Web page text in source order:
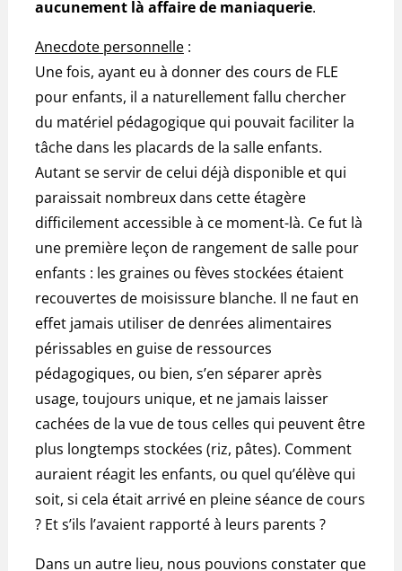
aucunement là affaire de maniaquerie.
Anecdote personnelle:
Une fois, ayant eu à donner des cours de FLE
pour enfants, il a naturellement fallu chercher
du matériel pédagogique qui pouvait faciliter la
tâche dans les placards de la salle enfants.
Autant se servir de celui déjà disponible et qui
paraissait nombreux dans cette étagère
difficilement accessible à ce moment-là. Ce fut là
une première leçon de rangement de salle pour
enfants : les graines ou fèves stockées étaient
recouvertes de moisissure blanche. Il ne faut en
effet jamais utiliser de denrées alimentaires
périssables en guise de ressources
pédagogiques, ou bien, s’en séparer après
usage, toujours unique, et ne jamais laisser
cachées de la vue de tous celles qui peuvent être
plus longtemps stockées (riz, pâtes). Comment
auraient réagit les enfants, ou quel qu’élève qui
soit, si cela était arrivé en pleine séance de cours
? Et s’ils l’avaient rapporté à leurs parents ?
Dans un autre lieu, nous pouvions constater que